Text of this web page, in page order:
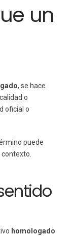
un
, se hace
o
oficial o
puede
homologado